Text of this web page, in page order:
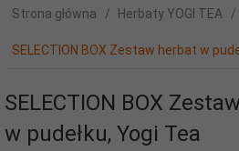
Strona główna Herbaty YOGI TEA
SELECTION BOX Zestaw herbat w
SELECTION BOX
w pudełku, Yogi Tea